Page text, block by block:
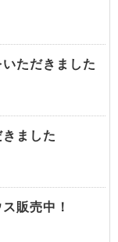
いただきました
きました
販売中！